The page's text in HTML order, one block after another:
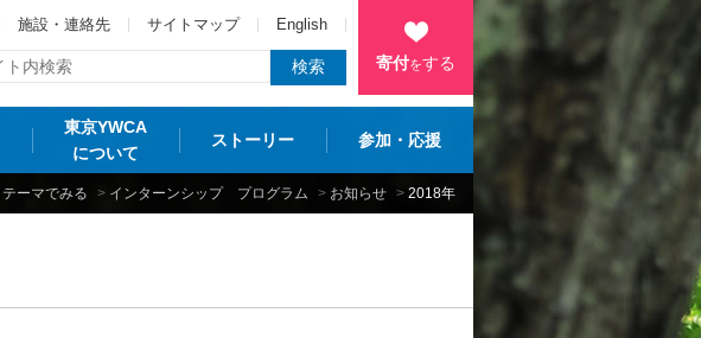
施設・連絡先 サイトマップ English
寄付をする
東京YWCA
について
ストーリー 参加・応援
テーマでみる > インターンシップ プログラム > お知らせ > 2018年